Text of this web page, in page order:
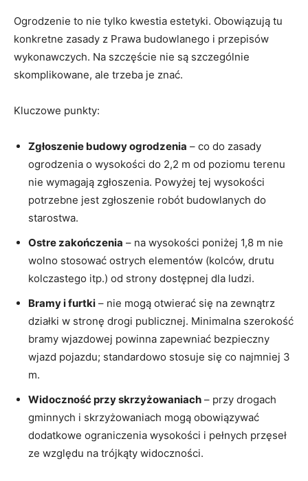
Ogrodzenie to nie tylko kwestia estetyki. Obowiązują tu
konkretne zasady z Prawa budowlanego i przepisów
wykonawczych. Na szczęście nie są szczególnie
skomplikowane, ale trzeba je znać.
Kluczowe punkty:
Zgłoszenie budowy ogrodzenia – co do zasady
ogrodzenia o wysokości do 2,2 m od poziomu terenu
nie wymagają zgłoszenia. Powyżej tej wysokości
potrzebne jest zgłoszenie robót budowlanych do
starostwa.
Ostre zakończenia – na wysokości poniżej 1,8 m nie
wolno stosować ostrych elementów (kolców, drutu
kolczastego itp.) od strony dostępnej dla ludzi.
Bramy i furtki – nie mogą otwierać się na zewnątrz
działki w stronę drogi publicznej. Minimalna szerokość
bramy wjazdowej powinna zapewniać bezpieczny
wjazd pojazdu; standardowo stosuje się co najmniej 3
m.
Widoczność przy skrzyżowaniach – przy drogach
gminnych i skrzyżowaniach mogą obowiązywać
dodatkowe ograniczenia wysokości i pełnych przęseł
ze względu na trójkąty widoczności.